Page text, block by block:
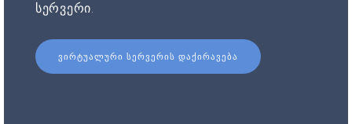
სერვერი.
ᲕᲘᲠᲢᲣᲐᲚᲣᲠᲘ ᲡᲔᲠᲕᲔᲠᲘᲡ ᲓᲐᲥᲘᲠᲐᲕᲔᲑᲐ